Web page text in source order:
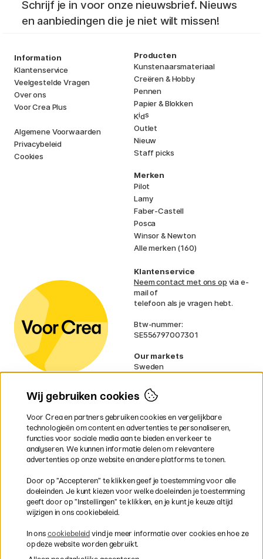
Schrijf je in voor onze nieuwsbrief. Nieuws
en aanbiedingen die je niet wilt missen!
Information
Klantenservice
Veelgestelde Vragen
Over ons
Voor Crea Plus
Algemene Voorwaarden
Privacybeleid
Cookies
Producten
Kunstenaarsmateriaal
Creëren & Hobby
Pennen
Papier & Blokken
Kids
Outlet
Nieuw
Staff picks
Merken
Pilot
Lamy
Faber-Castell
Posca
Winsor & Newton
Alle merken (160)
Klantenservice
Neem contact met ons op via e-
mail of
telefoon als je vragen hebt.
Btw-nummer:
SE556797007301
Our markets
Sweden
Denmark
Finland
Ireland
Germany
UK
EU
gelden voor volumineuze producten.
Snel en veilig met creditcard of iDEAL
Wij gebruiken cookies
Voor Crea en partners gebruiken cookies en vergelijkbare
technologieën om content en advertenties te personaliseren,
functies voor sociale media aan te bieden en verkeer te
analyseren. We kunnen informatie delen om relevantere
advertenties op onze website en andere platforms te tonen.
Door op ”Accepteren” te klikken geef je toestemming voor alle
doeleinden. Je kunt kiezen voor welke doeleinden je toestemming
geeft door op ”Instellingen” te klikken, en je kunt je keuze altijd
wijzigen in ons cookiebeleid.
In ons cookiebeleid vind je meer informatie over cookies en hoe ze
op deze website worden gebruikt.